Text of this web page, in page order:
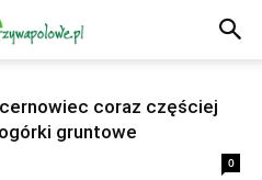
coraz częściej
gruntowe
0